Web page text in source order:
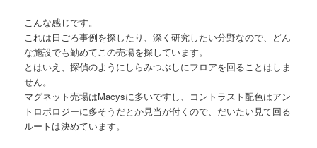
こんな感じです。
これは日ごろ事例を探したり、深く研究したい分野なので、どん
な施設でも勤めてこの売場を探しています。
とはいえ、探偵のようにしらみつぶしにフロアを回ることはしま
せん。
マグネット売場はMacysに多いですし、コントラスト配色はアン
トロポロジーに多そうだとか見当が付くので、だいたい見て回る
ルートは決めています。